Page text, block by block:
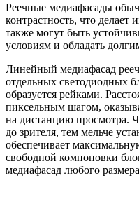
Реечные медиафасады
контрастность, что
также могут быть
условиям и обладать
Линейный медиафасад
отдельных светодиодных
образуется рейками.
пиксельным шагом,
на дистанцию просмотра.
до зрителя, тем мельче
обеспечивает
свободной компоновки
медиафасад любого